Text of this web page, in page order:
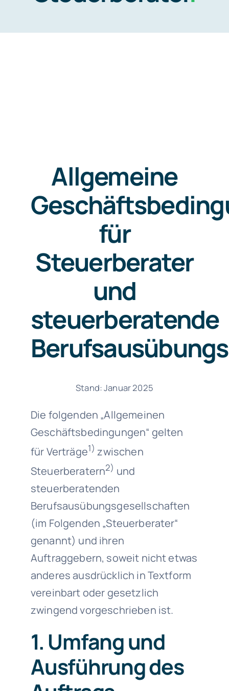
Allgemeine
für
Steuerberater
und
steuerberatende
Stand: Januar 2025
Die folgenden „Allgemeinen
Geschäftsbedingungen“ gelten
für Verträge1) zwischen
Steuerberatern2) und
steuerberatenden
Berufsausübungsgesellschaften
(im Folgenden „Steuerberater“
genannt) und ihren
Auftraggebern, soweit nicht etwas
anderes ausdrücklich in Textform
vereinbart oder gesetzlich
zwingend vorgeschrieben ist.
1. Umfang und
Ausführung des